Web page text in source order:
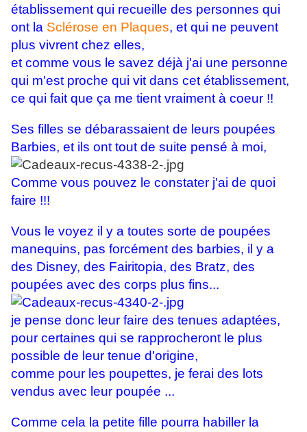
établissement qui recueille des personnes qui
ont la Sclérose en Plaques, et qui ne peuvent
plus vivrent chez elles,
et comme vous le savez déjà j'ai une personne
qui m'est proche qui vit dans cet établissement,
ce qui fait que ça me tient vraiment à coeur !!
Ses filles se débarassaient de leurs poupées
Barbies, et ils ont tout de suite pensé à moi,
Comme vous pouvez le constater j'ai de quoi
faire !!!
Vous le voyez il y a toutes sorte de poupées
manequins, pas forcément des barbies, il y a
des Disney, des Fairitopia, des Bratz, des
poupées avec des corps plus fins...
je pense donc leur faire des tenues adaptées,
pour certaines qui se rapprocheront le plus
possible de leur tenue d'origine,
comme pour les poupettes, je ferai des lots
vendus avec leur poupée ...
Comme cela la petite fille pourra habiller la